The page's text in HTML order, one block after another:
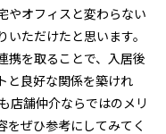
やオフィスと変わらない
ただけたと思います。
携を取ることで、入居後
と良好な関係を築けれ
店舗仲介ならではのメリ
をぜひ参考にしてみてく